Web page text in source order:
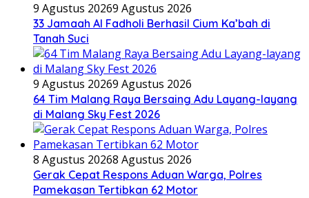
9 Agustus 20269 Agustus 2026
33 Jamaah Al Fadholi Berhasil Cium Ka’bah di
Tanah Suci
9 Agustus 20269 Agustus 2026
64 Tim Malang Raya Bersaing Adu Layang-layang
di Malang Sky Fest 2026
8 Agustus 20268 Agustus 2026
Gerak Cepat Respons Aduan Warga, Polres
Pamekasan Tertibkan 62 Motor